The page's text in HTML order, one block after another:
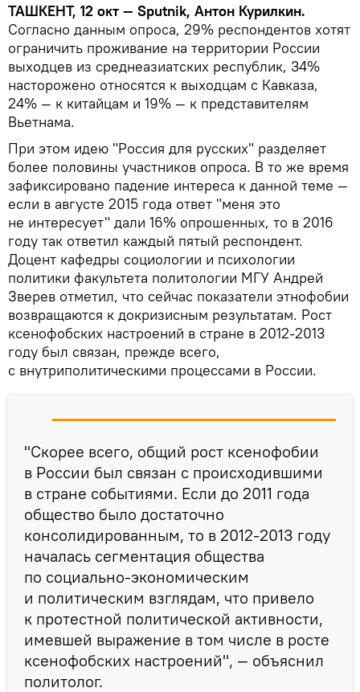
ТАШКЕНТ, 12 окт — Sputnik, Антон Курилкин.
Согласно данным опроса, 29% респондентов хотят
ограничить проживание на территории России
выходцев из среднеазиатских республик, 34%
насторожено относятся к выходцам с Кавказа,
24% — к китайцам и 19% — к представителям
Вьетнама.
При этом идею "Россия для русских" разделяет
более половины участников опроса. В то же время
зафиксировано падение интереса к данной теме —
если в августе 2015 года ответ "меня это
не интересует" дали 16% опрошенных, то в 2016
году так ответил каждый пятый респондент.
Доцент кафедры социологии и психологии
политики факультета политологии МГУ Андрей
Зверев отметил, что сейчас показатели этнофобии
возвращаются к докризисным результатам. Рост
ксенофобских настроений в стране в 2012-2013
году был связан, прежде всего,
с внутриполитическими процессами в России.
"Скорее всего, общий рост ксенофобии
в России был связан с происходившими
в стране событиями. Если до 2011 года
общество было достаточно
консолидированным, то в 2012-2013 году
началась сегментация общества
по социально-экономическим
и политическим взглядам, что привело
к протестной политической активности,
имевшей выражение в том числе в росте
ксенофобских настроений", — объяснил
политолог.